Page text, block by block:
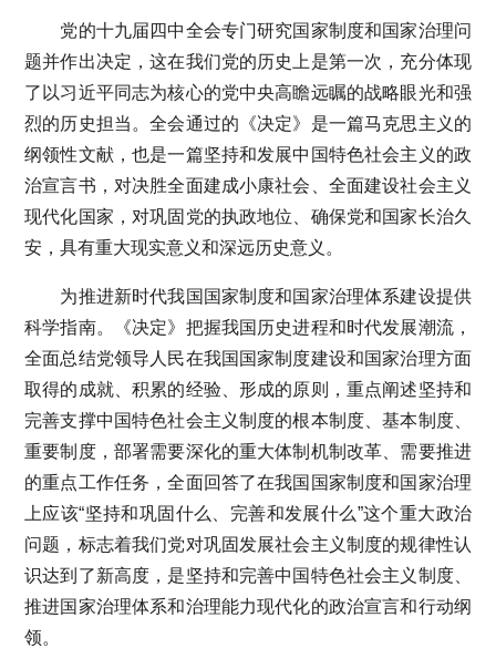
党的十九届四中全会专门研究国家制度和国家治理问
题并作出决定，这在我们党的历史上是第一次，充分体现
了以习近平同志为核心的党中央高瞻远瞩的战略眼光和强
烈的历史担当。全会通过的《决定》是一篇马克思主义的
纲领性文献，也是一篇坚持和发展中国特色社会主义的政
治宣言书，对决胜全面建成小康社会、全面建设社会主义
现代化国家，对巩固党的执政地位、确保党和国家长治久
安，具有重大现实意义和深远历史意义。
为推进新时代我国国家制度和国家治理体系建设提供
科学指南。《决定》把握我国历史进程和时代发展潮流，
全面总结党领导人民在我国国家制度建设和国家治理方面
取得的成就、积累的经验、形成的原则，重点阐述坚持和
完善支撑中国特色社会主义制度的根本制度、基本制度、
重要制度，部署需要深化的重大体制机制改革、需要推进
的重点工作任务，全面回答了在我国国家制度和国家治理
上应该“坚持和巩固什么、完善和发展什么”这个重大政治
问题，标志着我们党对巩固发展社会主义制度的规律性认
识达到了新高度，是坚持和完善中国特色社会主义制度、
推进国家治理体系和治理能力现代化的政治宣言和行动纲
领。